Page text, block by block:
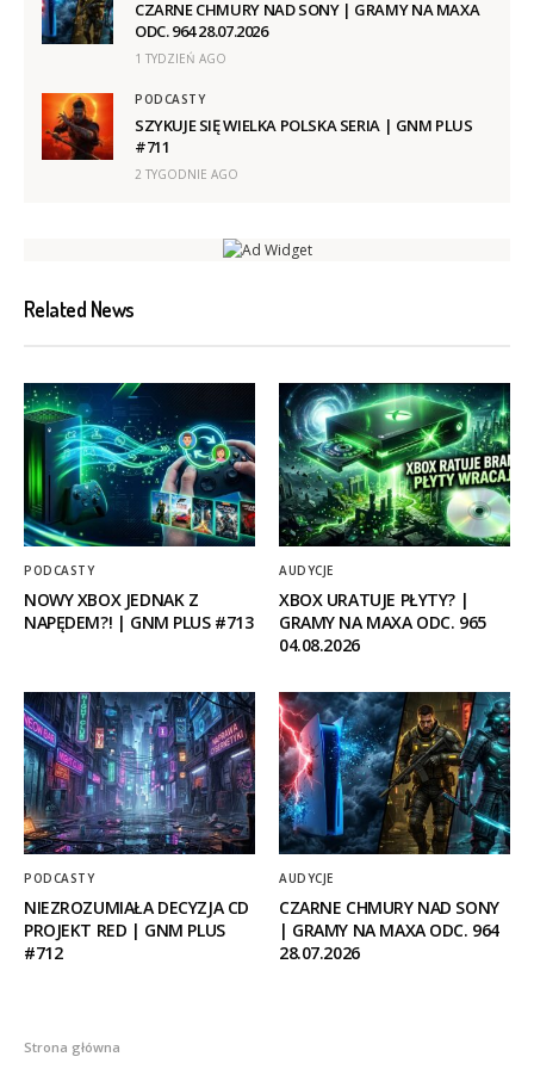
CZARNE CHMURY NAD SONY | GRAMY NA MAXA
ODC. 964 28.07.2026
1 TYDZIEŃ AGO
PODCASTY
SZYKUJE SIĘ WIELKA POLSKA SERIA | GNM PLUS
#711
2 TYGODNIE AGO
Related News
PODCASTY
NOWY XBOX JEDNAK Z
NAPĘDEM?! | GNM PLUS #713
AUDYCJE
XBOX URATUJE PŁYTY? |
GRAMY NA MAXA ODC. 965
04.08.2026
PODCASTY
NIEZROZUMIAŁA DECYZJA CD
PROJEKT RED | GNM PLUS
#712
AUDYCJE
CZARNE CHMURY NAD SONY
| GRAMY NA MAXA ODC. 964
28.07.2026
Strona główna